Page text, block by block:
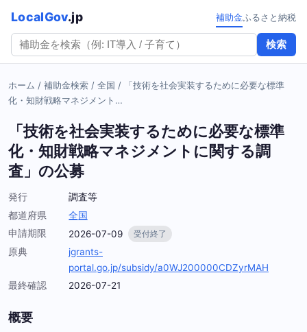
LocalGov.jp
検索
補助金ふるさと納税
ホーム / 補助金検索 / 全国 /
「技術を社会実装するために必要な標準
化・知財戦略マネジメント…
「技術を社会実装するために必要な標準
化・知財戦略マネジメントに関する調
査」の公募
発行
調査等
都道府県
全国
申請期限
2026-07-09 受付終了
原典
jgrants-
portal.go.jp/subsidy/a0WJ200000CDZyrMAH
最終確認
2026-07-21
概要